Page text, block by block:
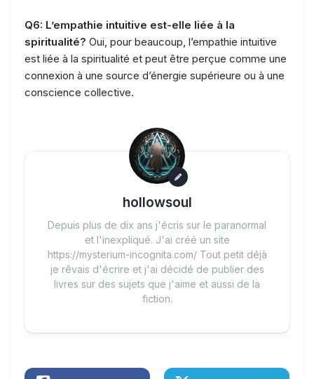
Q6: L’empathie intuitive est-elle liée à la
spiritualité? Oui, pour beaucoup, l’empathie intuitive
est liée à la spiritualité et peut être perçue comme une
connexion à une source d’énergie supérieure ou à une
conscience collective.
hollowsoul
Depuis plus de dix ans j'écris sur le paranormal
et l'inexpliqué. J'ai créé un site
https://mysterium-incognita.com/ Tout petit déjà
je rêvais d'écrire et j'ai décidé de publier des
livres sur des sujets que j'aime et aussi de la
fiction.